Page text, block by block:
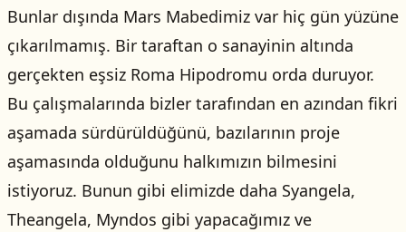
Bunlar dışında Mars Mabedimiz var hiç gün yüzüne
çıkarılmamış. Bir taraftan o sanayinin altında
gerçekten eşsiz Roma Hipodromu orda duruyor.
Bu çalışmalarında bizler tarafından en azından fikri
aşamada sürdürüldüğünü, bazılarının proje
aşamasında olduğunu halkımızın bilmesini
istiyoruz. Bunun gibi elimizde daha Syangela,
Theangela, Myndos gibi yapacağımız ve